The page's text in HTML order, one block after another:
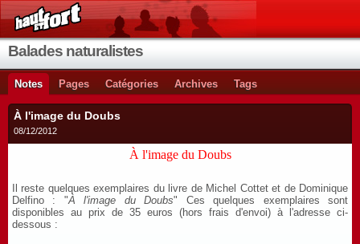
Balades naturalistes
Notes Pages Catégories Archives Tags
À l'image du Doubs
08/12/2012
À l'image du Doubs
Il reste quelques exemplaires du livre de Michel Cottet et de Dominique
Delfino : "À l'image du Doubs" Ces quelques exemplaires sont
disponibles au prix de 35 euros (hors frais d'envoi) à l'adresse ci-
dessous :